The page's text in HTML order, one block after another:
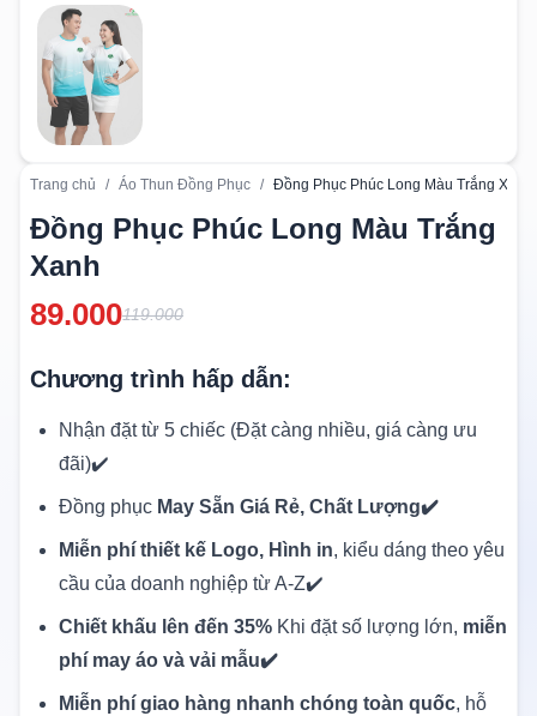
Trang chủ / Áo Thun Đồng Phục / Đồng Phục Phúc Long Màu Trắng Xanh
Đồng Phục Phúc Long Màu Trắng
Xanh
89.000119.000
Chương trình hấp dẫn:
Nhận đặt từ 5 chiếc (Đặt càng nhiều, giá càng ưu
đãi)✔️
Đồng phục May Sẵn Giá Rẻ, Chất Lượng✔️
Miễn phí thiết kế Logo, Hình in, kiểu dáng theo yêu
cầu của doanh nghiệp từ A-Z✔️
Chiết khấu lên đến 35% Khi đặt số lượng lớn, miễn
phí may áo và vải mẫu✔️
Miễn phí giao hàng nhanh chóng toàn quốc, hỗ